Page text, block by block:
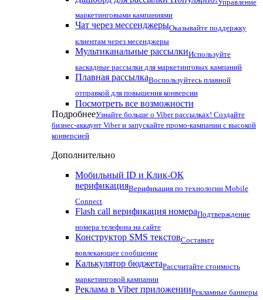
Управление
маркетинговыми кампаниями
Чат через мессенджерыОказывайте поддержку
клиентам через месенджеры
Мультиканальные рассылкиИспользуйте
каскадные рассылки для маркетинговых кампаний
Плавная рассылкаВоспользуйтесь плавной
отправкой для повышения конверсии
Посмотреть все возможности
ПодробнееУзнайте больше о Viber рассылках! Создайте
бизнес-аккаунт Viber и запускайте промо-кампании с высокой
конверсией
Дополнительно
Мобильный ID и Клик-ОК
верификацияВерификация по технологии Mobile
Connect
Flash call верификация номераПодтверждение
номера телефона на сайте
Конструктор SMS текстовСоставьте
вовлекающее сообщение
Калькулятор бюджетаРассчитайте стоимость
маркетинговой кампании
Реклама в Viber приложенииРекламные баннеры